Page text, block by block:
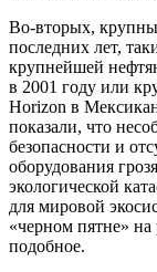
Во-вторых,
последних лет,
крупнейшей
в 2001 году или
Horizon в
показали, что
безопасности и
оборудования
экологической
для мировой
«черном пятне»
подобное.